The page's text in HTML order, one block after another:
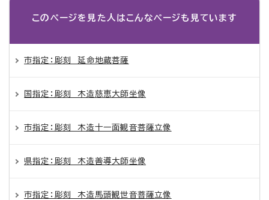
このページを見た人は こんなページも見ています
市指定：彫刻 延命地蔵菩薩
国指定：彫刻 木造慈恵大師坐像
市指定：彫刻 木造十一面観音菩薩立像
県指定：彫刻 木造善導大師坐像
市指定：彫刻 木造馬頭観世音菩薩立像